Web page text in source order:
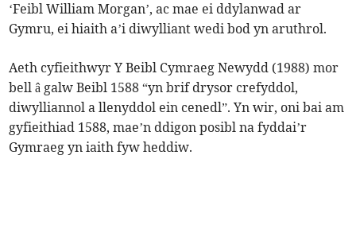
‘Feibl William Morgan’, ac mae ei ddylanwad ar
Gymru, ei hiaith a’i diwylliant wedi bod yn aruthrol.
Aeth cyfieithwyr Y Beibl Cymraeg Newydd (1988) mor
bell â galw Beibl 1588 “yn brif drysor crefyddol,
diwylliannol a llenyddol ein cenedl”. Yn wir, oni bai am
gyfieithiad 1588, mae’n ddigon posibl na fyddai’r
Gymraeg yn iaith fyw heddiw.